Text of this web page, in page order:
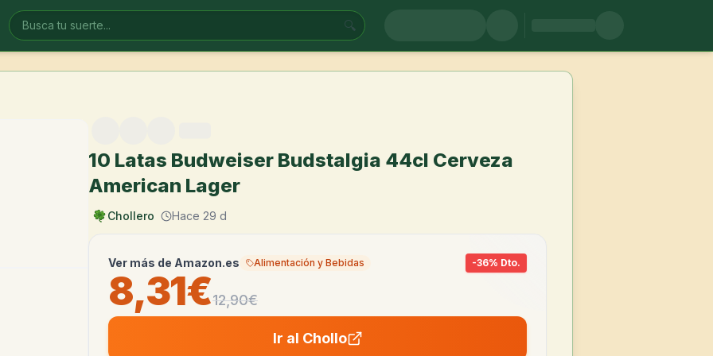
🔍
10 Latas Budweiser Budstalgia 44cl Cerveza
American Lager
Chollero Hace 29 d
Ver más de Amazon.es Alimentación y Bebidas -36% Dto.
8,31€12,90€
Ir al Chollo